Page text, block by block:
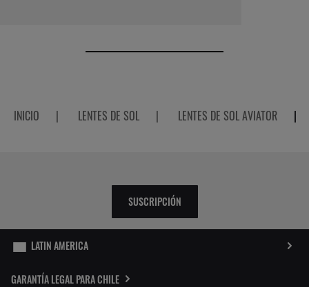
INICIO | LENTES DE SOL | LENTES DE SOL AVIATOR |
SUSCRIPCIÓN
GARANTÍA LEGAL PARA CHILE